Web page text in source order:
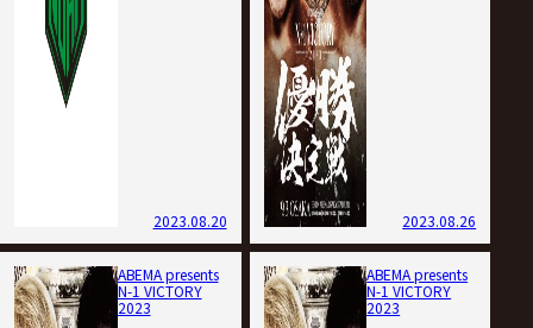
2023.08.20 2023.08.26
ABEMA presents
N-1 VICTORY
2023
ABEMA presents
N-1 VICTORY
2023